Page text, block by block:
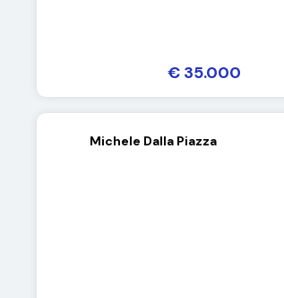
€ 35.000
Michele Dalla Piazza